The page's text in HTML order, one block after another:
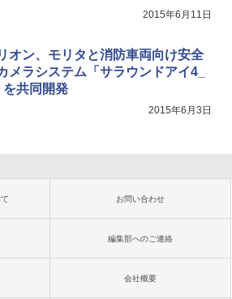
2015年6月11日
オン、モリタと消防車両向け安全
メラシステム「サラウンドアイ4_
を共同開発
2015年6月3日
お問い合わせ
編集部へのご連絡
会社概要